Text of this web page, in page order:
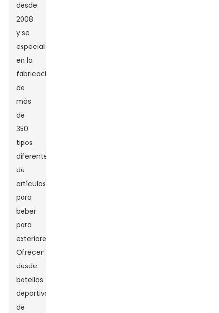
desde
2008
y se
especializa
en la
fabricación
de
más
de
350
tipos
diferentes
de
artículos
para
beber
para
exteriores.
Ofrecen
desde
botellas
deportivas
de